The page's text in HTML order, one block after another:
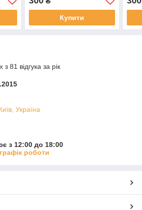
Купити
81 відгука за рік
Україна
з 12:00 до 18:00
роботи